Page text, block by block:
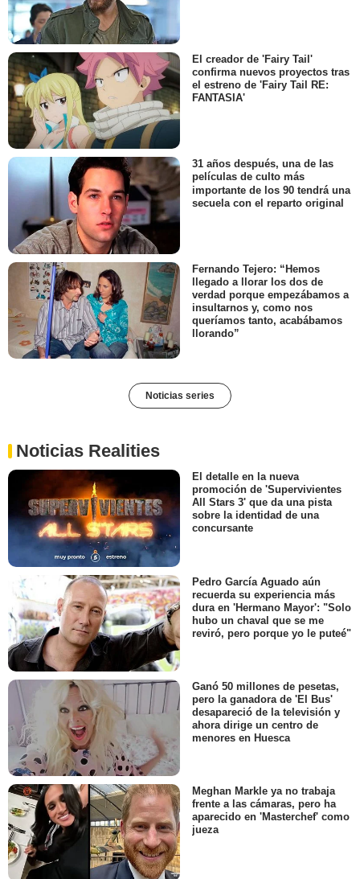
El creador de 'Fairy Tail'
confirma nuevos proyectos tras
el estreno de 'Fairy Tail RE:
FANTASIA'
31 años después, una de las
películas de culto más
importante de los 90 tendrá una
secuela con el reparto original
Fernando Tejero: “Hemos
llegado a llorar los dos de
verdad porque empezábamos a
insultarnos y, como nos
queríamos tanto, acabábamos
llorando”
Noticias series
Noticias Realities
El detalle en la nueva
promoción de 'Supervivientes
All Stars 3' que da una pista
sobre la identidad de una
concursante
Pedro García Aguado aún
recuerda su experiencia más
dura en 'Hermano Mayor': "Solo
hubo un chaval que se me
reviró, pero porque yo le puteé"
Ganó 50 millones de pesetas,
pero la ganadora de 'El Bus'
desapareció de la televisión y
ahora dirige un centro de
menores en Huesca
Meghan Markle ya no trabaja
frente a las cámaras, pero ha
aparecido en 'Masterchef' como
jueza